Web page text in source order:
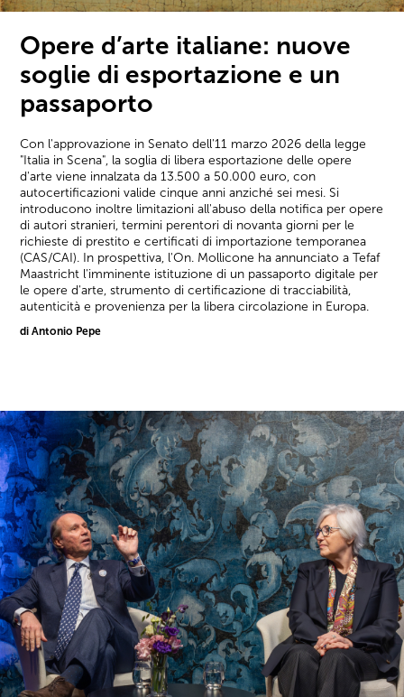
Opere d’arte italiane: nuove
soglie di esportazione e un
passaporto
Con l'approvazione in Senato dell'11 marzo 2026 della legge
"Italia in Scena", la soglia di libera esportazione delle opere
d'arte viene innalzata da 13.500 a 50.000 euro, con
autocertificazioni valide cinque anni anziché sei mesi. Si
introducono inoltre limitazioni all'abuso della notifica per opere
di autori stranieri, termini perentori di novanta giorni per le
richieste di prestito e certificati di importazione temporanea
(CAS/CAI). In prospettiva, l'On. Mollicone ha annunciato a Tefaf
Maastricht l'imminente istituzione di un passaporto digitale per
le opere d'arte, strumento di certificazione di tracciabilità,
autenticità e provenienza per la libera circolazione in Europa.
di Antonio Pepe